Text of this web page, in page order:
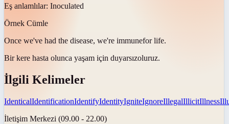
Eş anlamlılar: Inoculated
Örnek Cümle
Once we've had the disease, we're immunefor life.
Bir kere hasta olunca yaşam için duyarsızoluruz.
İlgili Kelimeler
IdenticalIdentificationIdentifyIdentityIgniteIgnoreIllegalIllicitIllness
İletişim Merkezi (09.00 - 22.00)